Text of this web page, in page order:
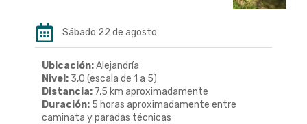
Sábado 22 de agosto
Ubicación:Alejandría
Nivel: 3,0 (escala de 1 a 5)
Distancia: 7,5 km aproximadamente
Duración: 5 horas aproximadamente entre
caminata y paradas técnicas